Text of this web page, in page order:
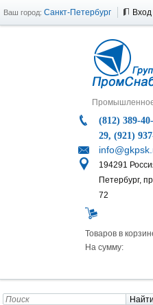
Ваш город: Санкт-Петербург Вход
(812) 389-
29, (921)
194291
Петербург,
72
Товаров в
На сумму:
Найти